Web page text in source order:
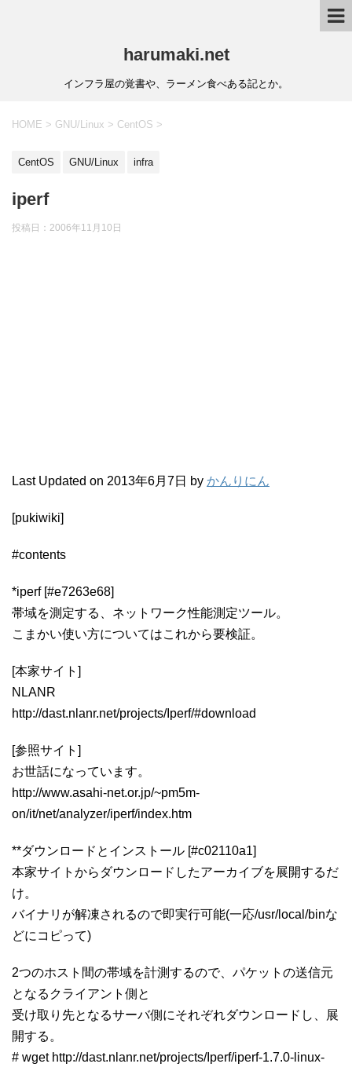
harumaki.net
インフラ屋の覚書や、ラーメン食べある記とか。
HOME > GNU/Linux > CentOS >
CentOS GNU/Linux infra
iperf
投稿日：2006年11月10日
Last Updated on 2013年6月7日 by かんりにん
[pukiwiki]
#contents
*iperf [#e7263e68]
帯域を測定する、ネットワーク性能測定ツール。
こまかい使い方についてはこれから要検証。
[本家サイト]
NLANR
http://dast.nlanr.net/projects/Iperf/#download
[参照サイト]
お世話になっています。
http://www.asahi-net.or.jp/~pm5m-
on/it/net/analyzer/iperf/index.htm
**ダウンロードとインストール [#c02110a1]
本家サイトからダウンロードしたアーカイブを展開するだ
け。
バイナリが解凍されるので即実行可能(一応/usr/local/binな
どにコピって)
2つのホスト間の帯域を計測するので、パケットの送信元
となるクライアント側と
受け取り先となるサーバ側にそれぞれダウンロードし、展
開する。
# wget http://dast.nlanr.net/projects/Iperf/iperf-1.7.0-linux-